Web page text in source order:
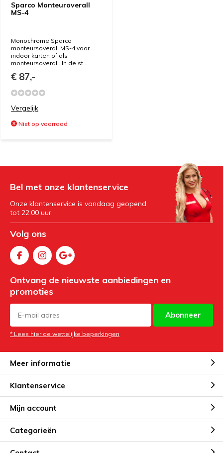
Sparco Monteuroverall
MS-4
Monochrome Sparco
monteursoverall MS-4 voor
indoor karten of als
monteursoverall. In de st...
€ 87,-
Vergelijk
Niet op voorraad
Bel met onze klantenservice
Onze klantenservice is vandaag geopend
tot 22:00 uur.
Volg ons
Ontvang de nieuwste aanbiedingen en
promoties
Abonneer
* Lees hier de wettelijke beperkingen
Meer informatie
Klantenservice
Mijn account
Categorieën